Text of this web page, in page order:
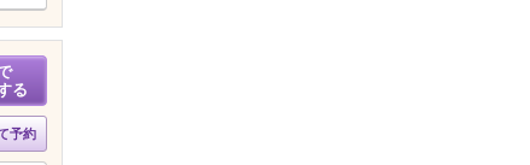
る
予約